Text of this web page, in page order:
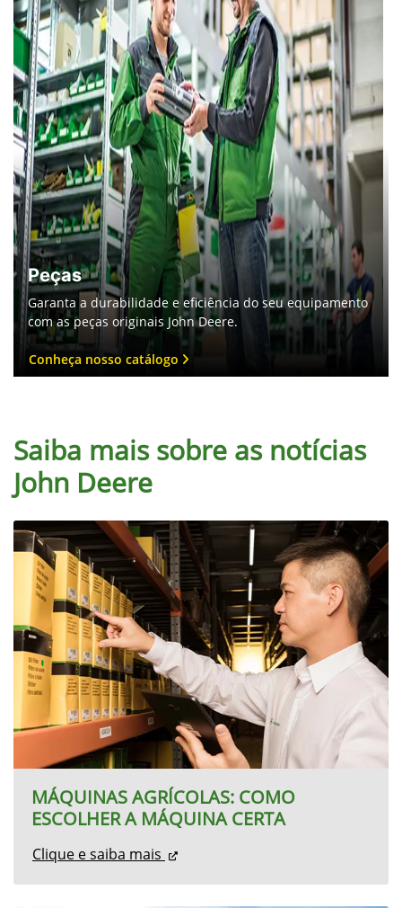
Saiba mais sobre as notícias
John Deere
ESCOLHER A MÁQUINA CERTA
Clique e saiba mais
RETROESCAVADEIRA JOHN DEERE: O
QUE AVALIAR ANTES DE INVESTIR